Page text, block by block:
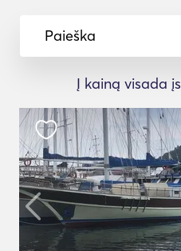
Paieška
Į kainą visada